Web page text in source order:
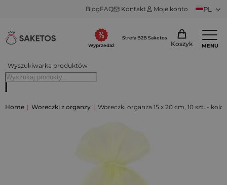
BlogFAQ Kontakt Moje konto PL
Wyszukiwarka produktów
Wyprzedaż
Strefa B2B Saketos
Koszyk MENU
Home | Woreczki z organzy | Woreczki organza 15 x 20 cm, 10 szt. -